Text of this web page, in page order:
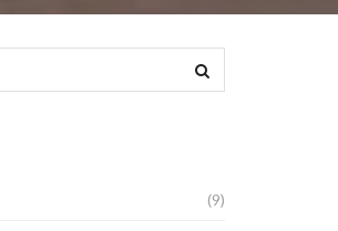
(9)